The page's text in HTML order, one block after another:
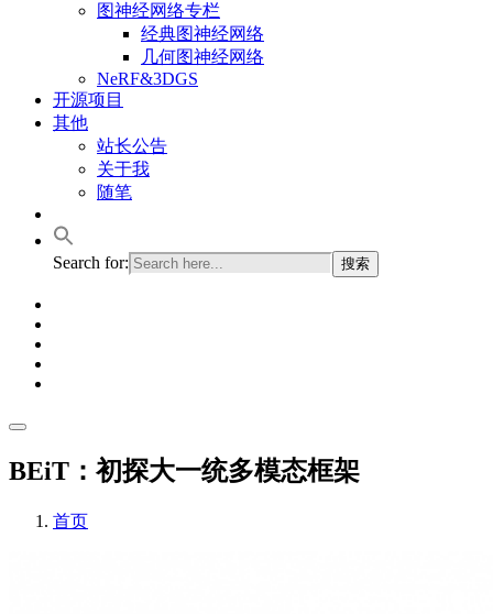
图神经网络专栏
经典图神经网络
几何图神经网络
NeRF&3DGS
开源项目
其他
站长公告
关于我
随笔
Search for:
BEiT：初探大一统多模态框架
首页